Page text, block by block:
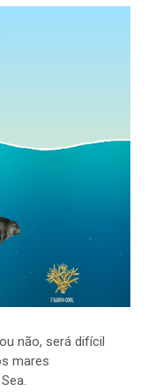
não, será difícil
mares